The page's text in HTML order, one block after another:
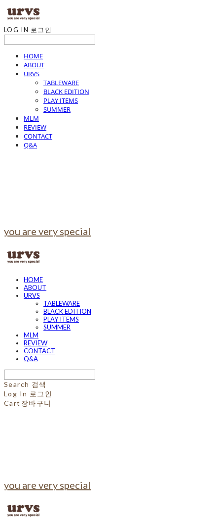
LOG IN 로그인
HOME
ABOUT
URVS
TABLEWARE
BLACK EDITION
PLAY ITEMS
SUMMER
MLM
REVIEW
CONTACT
Q&A
you are very special
HOME
ABOUT
URVS
TABLEWARE
BLACK EDITION
PLAY ITEMS
SUMMER
MLM
REVIEW
CONTACT
Q&A
Search 검색
Log In 로그인
Cart 장바구니
you are very special